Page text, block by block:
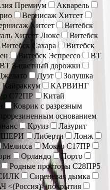
Премиум
Акварель
Вернисаж Хитсет
Хитсет
Витебск
Хитсет Люкс
Витебск
Витебск Сахара
Витебск
Витебск Эспрессо
ВТ
ВТ 8-цветный дорожки
Дуэт
Золушка
Кайраккум
КАРВИНГ
С72ПР
Китай
Коврик c разрезным
основанием
Круиз
Лазурит
Либерти
Лонж
Мелисса
Мокко С17ПР
Орландо
Порто
Родные просторы С28ПР5
Сиреневая дымка
<(Россия)> покрытия